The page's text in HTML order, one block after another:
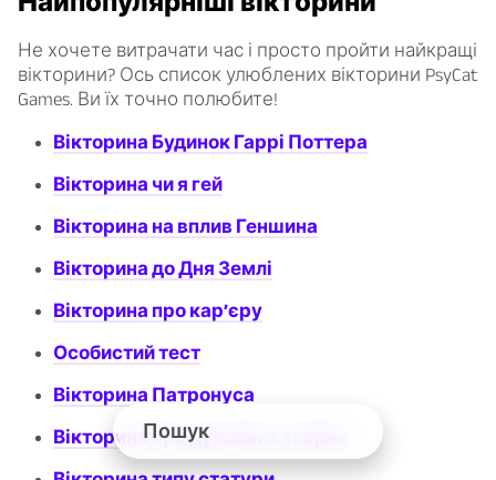
Не хочете витрачати час і просто пройти найкращі
вікторини? Ось список улюблених вікторини PsyCat
Games. Ви їх точно полюбите!
Вікторина Будинок Гаррі Поттера
Вікторина чи я гей
Вікторина на вплив Геншина
Вікторина до Дня Землі
Вікторина про кар’єру
Особистий тест
Вікторина Патронуса
Вікторина про духовних тварин